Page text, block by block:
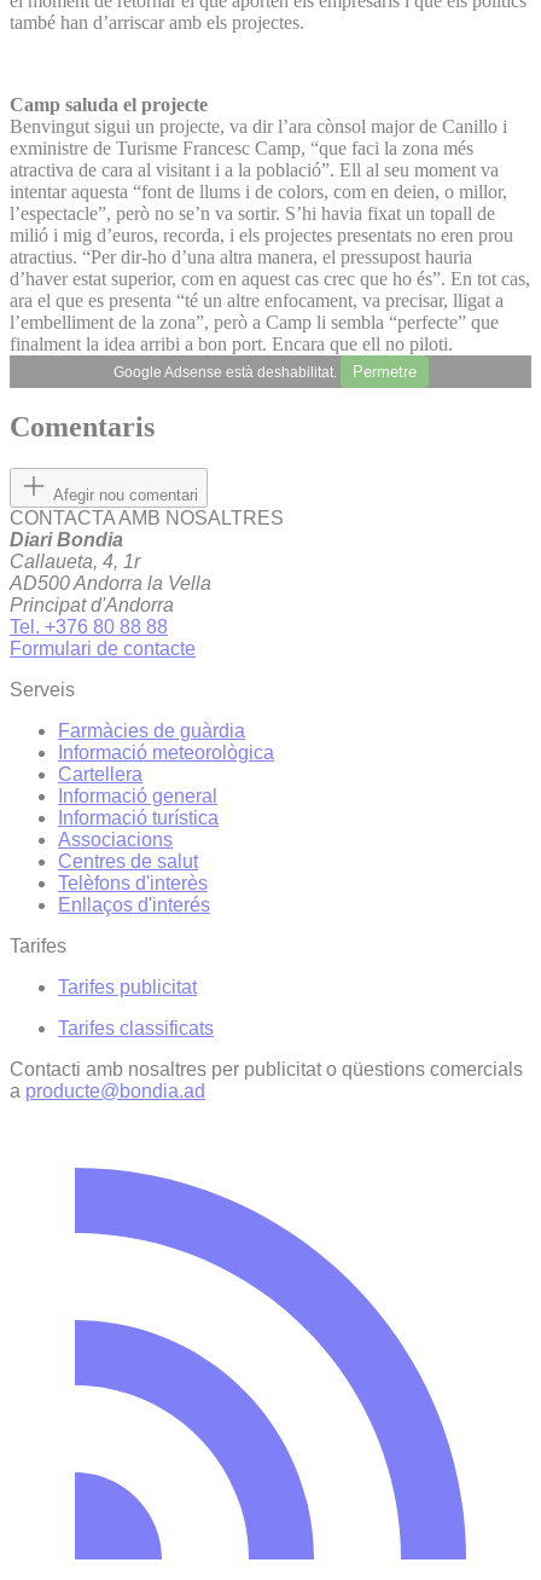
també han d’arriscar amb els projectes.
Camp saluda el projecte
Benvingut sigui un projecte, va dir l’ara cònsol major de Canillo i
exministre de Turisme Francesc Camp, “que faci la zona més
atractiva de cara al visitant i a la població”. Ell al seu moment va
intentar aquesta “font de llums i de colors, com en deien, o millor,
l’espectacle”, però no se’n va sortir. S’hi havia fixat un topall de
milió i mig d’euros, recorda, i els projectes presentats no eren prou
atractius. “Per dir-ho d’una altra manera, el pressupost hauria
d’haver estat superior, com en aquest cas crec que ho és”. En tot cas,
ara el que es presenta “té un altre enfocament, va precisar, lligat a
l’embelliment de la zona”, però a Camp li sembla “perfecte” que
finalment la idea arribi a bon port. Encara que ell no piloti.
Google Adsense està deshabilitat. Permetre
Comentaris
Afegir nou comentari
CONTACTA AMB NOSALTRES
Diari Bondia
Callaueta, 4, 1r
AD500 Andorra la Vella
Principat d'Andorra
Tel. +376 80 88 88
Formulari de contacte
Serveis
Farmàcies de guàrdia
Informació meteorològica
Cartellera
Informació general
Informació turística
Associacions
Centres de salut
Telèfons d'interès
Enllaços d'interés
Tarifes
Tarifes publicitat
Tarifes classificats
Contacti amb nosaltres per publicitat o qüestions comercials
a producte@bondia.ad